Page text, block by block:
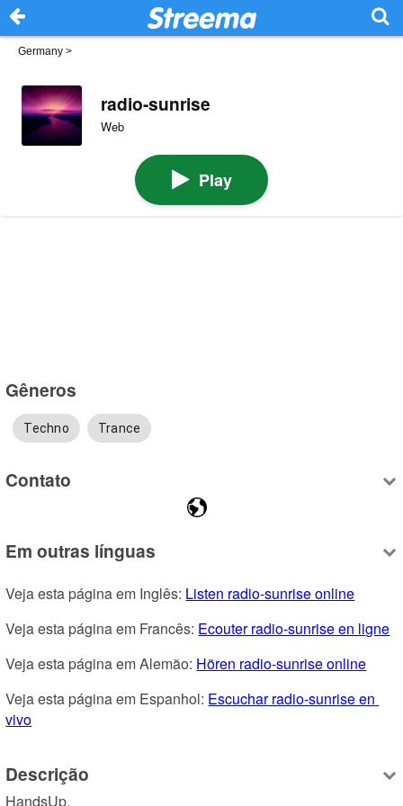
Germany >
radio-sunrise
Web
Play
Gêneros
Techno Trance
Contato
Em outras línguas
Veja esta página em Inglês: Listen radio-sunrise online
Veja esta página em Francês: Ecouter radio-sunrise en ligne
Veja esta página em Alemão: Hören radio-sunrise online
Veja esta página em Espanhol: Escuchar radio-sunrise en
vivo
Descrição
HandsUp.